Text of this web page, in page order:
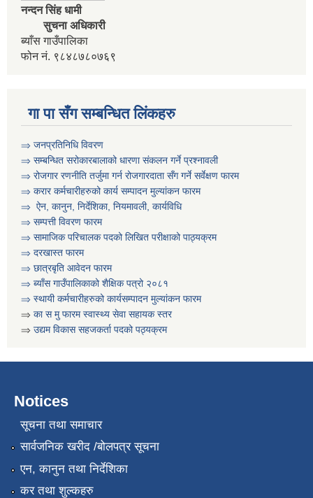
नन्दन सिंह धामी
सुचना अधिकारी
ब्याँस गाउँपालिका
फोन नं. ९८४८७८०७६९
गा पा सँग सम्बन्धित लिंकहरु
⇒ जनप्रतिनिधि विवरण
⇒ सम्बन्धित सरोकारबालाको धारणा संकलन गर्ने प्रश्नावली
⇒ रोजगार रणनीति तर्जुमा गर्न रोजगारदाता सँग गर्ने सर्वेक्षण फारम
⇒ करार कर्मचारीहरुको कार्य सम्पादन मुल्या‌ंकन फारम
⇒ ऐन, कानुन, निर्देशिका, नियमावली, कार्यविधि
⇒ सम्पत्ती विवरण फारम
⇒ सामाजिक परिचालक पदको लिखित परीक्षाको पाठ्यक्रम
⇒ दरखास्त फारम
⇒ छात्रबृति आवेदन फारम
⇒ ब्याँस गाउँपालिकाको शैक्षिक पत्रो २०८१
⇒ स्थायी कर्मचारीहरुको कार्यसम्पादन मुल्यांकन फारम
⇒ का स मु फारम स्वास्थ्य सेवा सहायक स्तर
⇒ उद्यम विकास सहजकर्ता पदको पठ्यक्रम
Notices
सूचना तथा समाचार
सार्वजनिक खरीद /बोलपत्र सूचना
एन, कानुन तथा निर्देशिका
कर तथा शुल्कहरु